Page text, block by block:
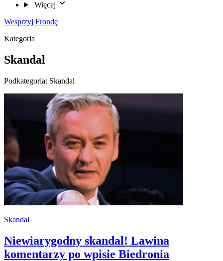
Więcej
Wesprzyj Frondę
Kategoria
Skandal
Podkategoria: Skandal
Skandal
Niewiarygodny skandal! Lawina
komentarzy po wpisie Biedronia